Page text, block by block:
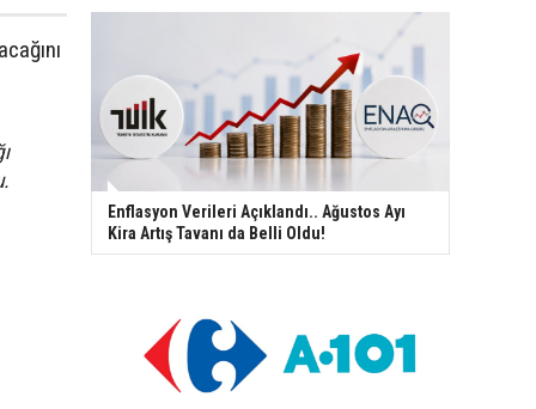
Enflasyon Verileri Açıklandı.. Ağustos Ayı
Kira Artış Tavanı da Belli Oldu!